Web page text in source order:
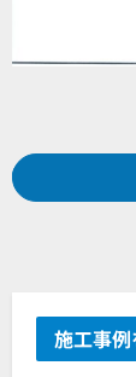
Prev
浜松市
施工事